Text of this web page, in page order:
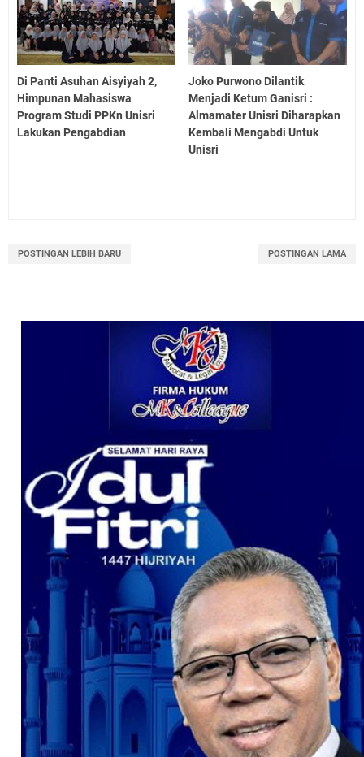
Di Panti Asuhan Aisyiyah 2,
Himpunan Mahasiswa
Program Studi PPKn Unisri
Lakukan Pengabdian
Joko Purwono Dilantik
Menjadi Ketum Ganisri :
Almamater Unisri Diharapkan
Kembali Mengabdi Untuk
Unisri
POSTINGAN LEBIH BARU POSTINGAN LAMA